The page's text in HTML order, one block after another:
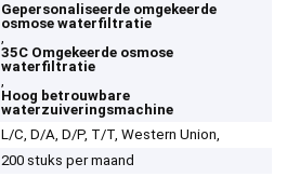
Gepersonaliseerde omgekeerde
osmose waterfiltratie
,
35C Omgekeerde osmose
waterfiltratie
,
Hoog betrouwbare
waterzuiveringsmachine
L/C, D/A, D/P, T/T, Western Union,
200 stuks per maand